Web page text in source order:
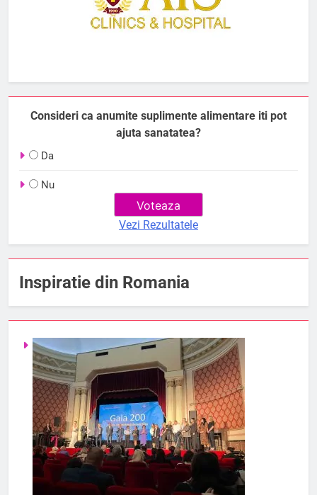
Consideri ca anumite suplimente alimentare iti pot
ajuta sanatatea?
Da
Nu
Vezi Rezultatele
Inspiratie din Romania